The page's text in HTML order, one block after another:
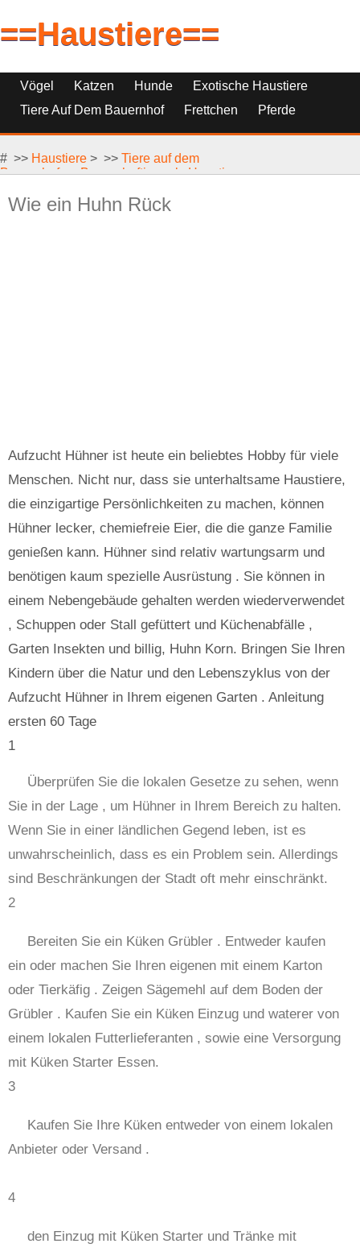
==Haustiere==
Vögel Katzen Hunde
Exotische Haustiere
Tiere Auf Dem Bauernhof
Frettchen
Pferde
Haustierfische
Haustierersatz
Reptilien, Nagetiere Und Kleintiere
# >> Haustiere > >> Tiere auf dem
Bauernhof>>Bauernhoftiere als Haustiere
Wie ein Huhn Rück
Aufzucht Hühner ist heute ein beliebtes Hobby für viele
Menschen. Nicht nur, dass sie unterhaltsame Haustiere,
die einzigartige Persönlichkeiten zu machen, können
Hühner lecker, chemiefreie Eier, die die ganze Familie
genießen kann. Hühner sind relativ wartungsarm und
benötigen kaum spezielle Ausrüstung . Sie können in
einem Nebengebäude gehalten werden wiederverwendet
, Schuppen oder Stall gefüttert und Küchenabfälle ,
Garten Insekten und billig, Huhn Korn. Bringen Sie Ihren
Kindern über die Natur und den Lebenszyklus von der
Aufzucht Hühner in Ihrem eigenen Garten . Anleitung
ersten 60 Tage
1
Überprüfen Sie die lokalen Gesetze zu sehen, wenn
Sie in der Lage , um Hühner in Ihrem Bereich zu halten.
Wenn Sie in einer ländlichen Gegend leben, ist es
unwahrscheinlich, dass es ein Problem sein. Allerdings
sind Beschränkungen der Stadt oft mehr einschränkt.
2
Bereiten Sie ein Küken Grübler . Entweder kaufen
ein oder machen Sie Ihren eigenen mit einem Karton
oder Tierkäfig . Zeigen Sägemehl auf dem Boden der
Grübler . Kaufen Sie ein Küken Einzug und waterer von
einem lokalen Futterlieferanten , sowie eine Versorgung
mit Küken Starter Essen.
3
Kaufen Sie Ihre Küken entweder von einem lokalen
Anbieter oder Versand .
4
den Einzug mit Küken Starter und Tränke mit